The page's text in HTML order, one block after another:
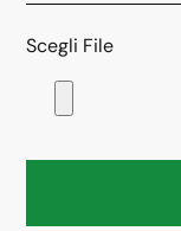
Scegli File